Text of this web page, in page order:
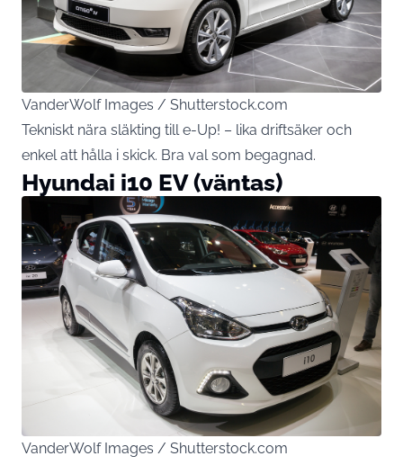
VanderWolf Images / Shutterstock.com
Tekniskt nära släkting till e-Up! – lika driftsäker och
enkel att hålla i skick. Bra val som begagnad.
Hyundai i10 EV (väntas)
VanderWolf Images / Shutterstock.com